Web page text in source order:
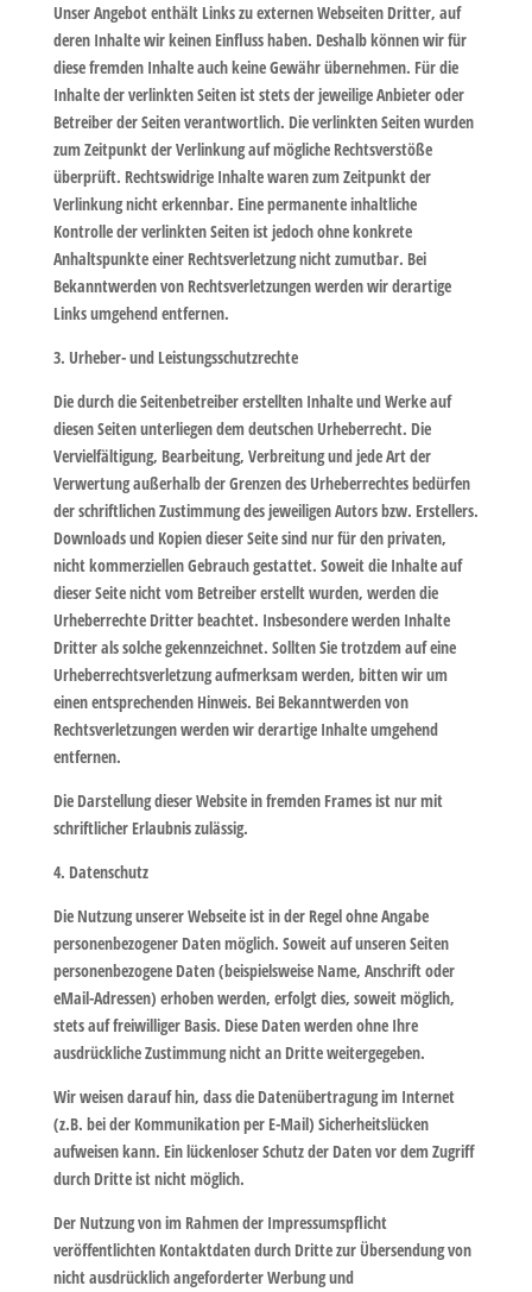
Unser Angebot enthält Links zu externen Webseiten Dritter, auf
deren Inhalte wir keinen Einfluss haben. Deshalb können wir für
diese fremden Inhalte auch keine Gewähr übernehmen. Für die
Inhalte der verlinkten Seiten ist stets der jeweilige Anbieter oder
Betreiber der Seiten verantwortlich. Die verlinkten Seiten wurden
zum Zeitpunkt der Verlinkung auf mögliche Rechtsverstöße
überprüft. Rechtswidrige Inhalte waren zum Zeitpunkt der
Verlinkung nicht erkennbar. Eine permanente inhaltliche
Kontrolle der verlinkten Seiten ist jedoch ohne konkrete
Anhaltspunkte einer Rechtsverletzung nicht zumutbar. Bei
Bekanntwerden von Rechtsverletzungen werden wir derartige
Links umgehend entfernen.
3. Urheber- und Leistungsschutzrechte
Die durch die Seitenbetreiber erstellten Inhalte und Werke auf
diesen Seiten unterliegen dem deutschen Urheberrecht. Die
Vervielfältigung, Bearbeitung, Verbreitung und jede Art der
Verwertung außerhalb der Grenzen des Urheberrechtes bedürfen
der schriftlichen Zustimmung des jeweiligen Autors bzw. Erstellers.
Downloads und Kopien dieser Seite sind nur für den privaten,
nicht kommerziellen Gebrauch gestattet. Soweit die Inhalte auf
dieser Seite nicht vom Betreiber erstellt wurden, werden die
Urheberrechte Dritter beachtet. Insbesondere werden Inhalte
Dritter als solche gekennzeichnet. Sollten Sie trotzdem auf eine
Urheberrechtsverletzung aufmerksam werden, bitten wir um
einen entsprechenden Hinweis. Bei Bekanntwerden von
Rechtsverletzungen werden wir derartige Inhalte umgehend
entfernen.
Die Darstellung dieser Website in fremden Frames ist nur mit
schriftlicher Erlaubnis zulässig.
4. Datenschutz
Die Nutzung unserer Webseite ist in der Regel ohne Angabe
personenbezogener Daten möglich. Soweit auf unseren Seiten
personenbezogene Daten (beispielsweise Name, Anschrift oder
eMail-Adressen) erhoben werden, erfolgt dies, soweit möglich,
stets auf freiwilliger Basis. Diese Daten werden ohne Ihre
ausdrückliche Zustimmung nicht an Dritte weitergegeben.
Wir weisen darauf hin, dass die Datenübertragung im Internet
(z.B. bei der Kommunikation per E-Mail) Sicherheitslücken
aufweisen kann. Ein lückenloser Schutz der Daten vor dem Zugriff
durch Dritte ist nicht möglich.
Der Nutzung von im Rahmen der Impressumspflicht
veröffentlichten Kontaktdaten durch Dritte zur Übersendung von
nicht ausdrücklich angeforderter Werbung und